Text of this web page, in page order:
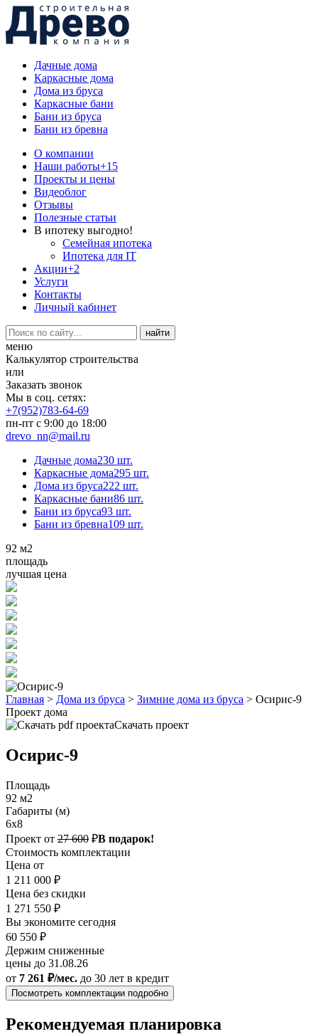
Дачные дома
Каркасные дома
Дома из бруса
Каркасные бани
Бани из бруса
Бани из бревна
О компании
Наши работы+15
Проекты и цены
Видеоблог
Отзывы
Полезные статьи
В ипотеку выгодно!
Семейная ипотека
Ипотека для IT
Акции+2
Услуги
Контакты
Личный кабинет
меню
Калькулятор строительства
или
Заказать звонок
Мы в соц. сетях:
+7(952)783-64-69
пн-пт с 9:00 до 18:00
drevo_nn@mail.ru
Дачные дома230 шт.
Каркасные дома295 шт.
Дома из бруса222 шт.
Каркасные бани86 шт.
Бани из бруса93 шт.
Бани из бревна109 шт.
92 м2
площадь
лучшая цена
Главная > Дома из бруса > Зимние дома из бруса > Осирис-9
Проект дома
Скачать проект
Осирис-9
Площадь
92 м2
Габариты (м)
6х8
Проект от 27 600 ₽В подарок!
Стоимость комплектации
Цена от
1 211 000 ₽
Цена без скидки
1 271 550 ₽
Вы экономите сегодня
60 550 ₽
Держим сниженные
цены до 31.08.26
от 7 261 ₽/мес. до 30 лет в кредит
Посмотреть комплектации подробно
Рекомендуемая планировка